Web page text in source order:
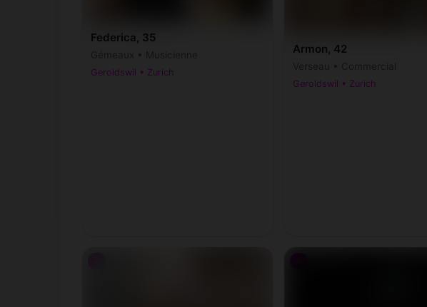
Federica, 35
Geroldswil • Zurich
Armon, 42
Geroldswil • Zurich